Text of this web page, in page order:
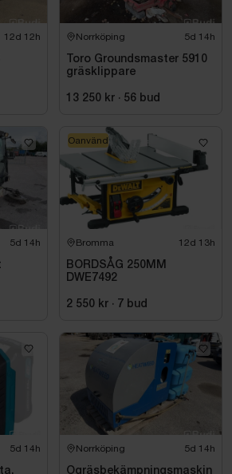
12d 12h Norrköping 5d 14h
Toro Groundsmaster 5910
gräsklippare
13 250 kr · 56 bud
5d 14h Bromma 12d 13h
BORDSÅG 250MM
DWE7492
2 550 kr · 7 bud
Oanvänd
5d 14h Norrköping 5d 14h
Ogräsbekämpningsmaskin